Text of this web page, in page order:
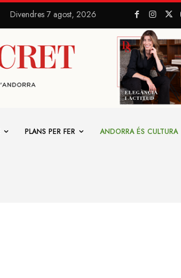
Divendres 7 agost, 2026
PLANS PER FER ANDORRA ÉS CULTURA